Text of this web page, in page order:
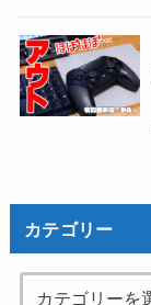
カテゴリー